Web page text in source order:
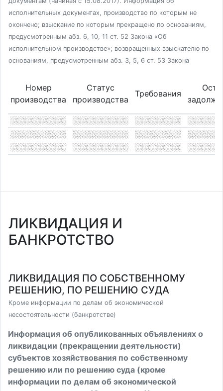
исполнительных документах, производство по которым не
окончено; взыскание по которым прекращено по основаниям,
предусмотренным абз. 6, 10, 11 ст. 52 Закона «Об
исполнительном производстве»; возвращенных взыскателю по
основаниям, предусмотренным абз. 3, 5, 6 ст. 53 Закона
Номер
производства
Статус
производства
Требования
ЛИКВИДАЦИЯ И
БАНКРОТСТВО
ЛИКВИДАЦИЯ ПО СОБСТВЕННОМУ
РЕШЕНИЮ, ПО РЕШЕНИЮ СУДА
Кроме информации по делам об экономической
несостоятельности (банкротстве)
Информация об опубликованных объявлениях о
ликвидации (прекращении деятельности)
субъектов хозяйствования по собственному
решению или по решению суда (кроме
информации по делам об экономической